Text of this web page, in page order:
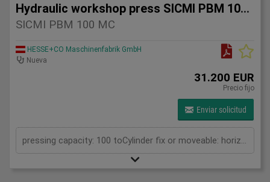
Hydraulic workshop press SICMI PBM 100 MC
SICMI PBM 100 MC
HESSE+CO Maschinenfabrik GmbH
Nueva
31.200 EUR
Precio fijo
Enviar solicitud
pressing capacity: 100 toCylinder fix or moveable: horizontal moveableStroke: 500 mmDaylight: 700 mmDistance between columns: 1550 mmRapid speed: 25 mm/sWorking speed: 2 mm/sLength: 2400 mmWidth: 1200 mmHeight: 2450 mmWeight: 1960 kg